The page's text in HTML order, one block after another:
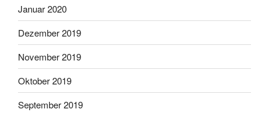
Januar 2020
Dezember 2019
November 2019
Oktober 2019
September 2019